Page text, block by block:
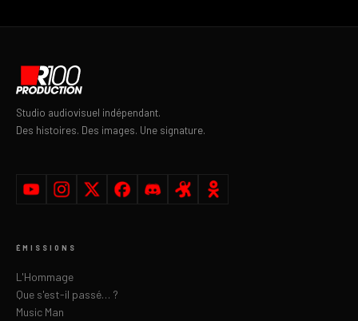
Studio audiovisuel indépendant.
Des histoires. Des images. Une signature.
ÉMISSIONS
L'Hommage
Que s'est-il passé… ?
Music Man